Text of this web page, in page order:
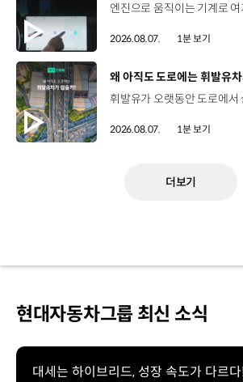
2026.08.07. 1분 보기
[동영상]
왜 아직도 도로에는 휘발유
2026.08.07. 1분 보기
더보기
현대자동차그룹 최신 소식
대세는 하이브리드, 성장 속도가 다르다!